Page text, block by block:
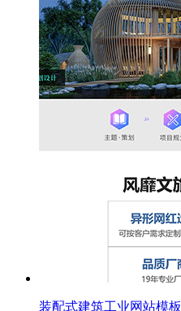
装配式建筑工业网站模板